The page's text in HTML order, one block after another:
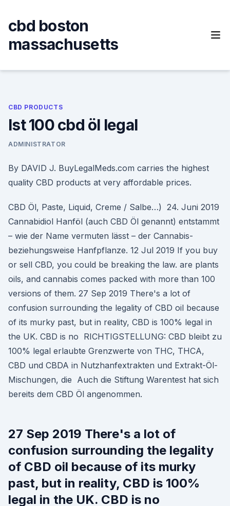
content
cbd boston
massachusetts
CBD PRODUCTS
Ist 100 cbd öl legal
ADMINISTRATOR
By DAVID J. BuyLegalMeds.com carries the highest
quality CBD products at very affordable prices.
CBD Öl, Paste, Liquid, Creme / Salbe…) 24. Juni 2019
Cannabidiol Hanföl (auch CBD Öl genannt) entstammt
– wie der Name vermuten lässt – der Cannabis-
beziehungsweise Hanfpflanze. 12 Jul 2019 If you buy
or sell CBD, you could be breaking the law. are plants
oils, and cannabis comes packed with more than 100
versions of them. 27 Sep 2019 There's a lot of
confusion surrounding the legality of CBD oil because
of its murky past, but in reality, CBD is 100% legal in
the UK. CBD is no RICHTIGSTELLUNG: CBD bleibt zu
100% legal erlaubte Grenzwerte von THC, THCA,
CBD und CBDA in Nutzhanfextrakten und Extrakt-Öl-
Mischungen, die Auch die Stiftung Warentest hat sich
bereits dem CBD Öl angenommen.
27 Sep 2019 There's a lot of
confusion surrounding the legality
of CBD oil because of its murky
past, but in reality, CBD is 100%
legal in the UK. CBD is no